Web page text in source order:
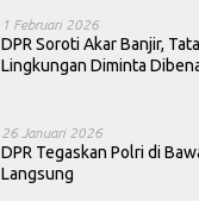
1 Februari 2026
DPR Soroti Akar Banjir,
Lingkungan Diminta
26 Januari 2026
DPR Tegaskan Polri di
Langsung